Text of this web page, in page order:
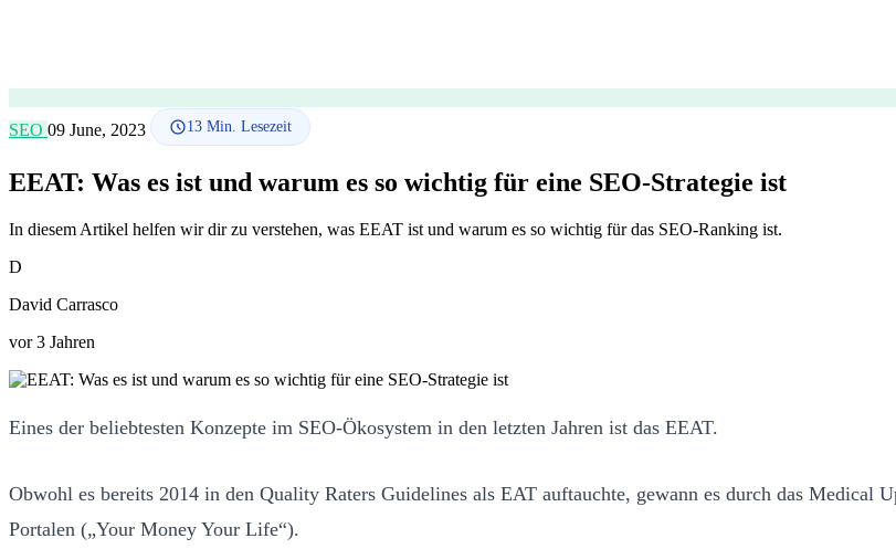
SEO 09 June, 2023 13 Min. Lesezeit
EEAT: Was es ist und warum es so wichtig für eine SEO-Strategie ist
In diesem Artikel helfen wir dir zu verstehen, was EEAT ist und warum es so wichtig für das SEO-Ranking ist.
D
David Carrasco
vor 3 Jahren
Eines der beliebtesten Konzepte im SEO-Ökosystem in den letzten Jahren ist das EEAT.
Obwohl es bereits 2014 in den Quality Raters Guidelines als EAT auftauchte, gewann es durch das Medical
Portalen („Your Money Your Life“).